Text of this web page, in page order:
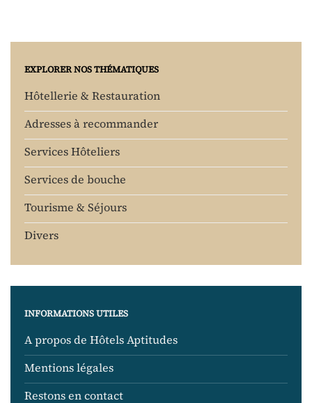
EXPLORER NOS THÉMATIQUES
Hôtellerie & Restauration
Adresses à recommander
Services Hôteliers
Services de bouche
Tourisme & Séjours
Divers
INFORMATIONS UTILES
A propos de Hôtels Aptitudes
Mentions légales
Restons en contact